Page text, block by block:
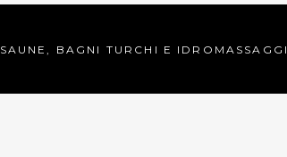
SAUNE, BAGNI TURCHI E IDROMASSAGGI